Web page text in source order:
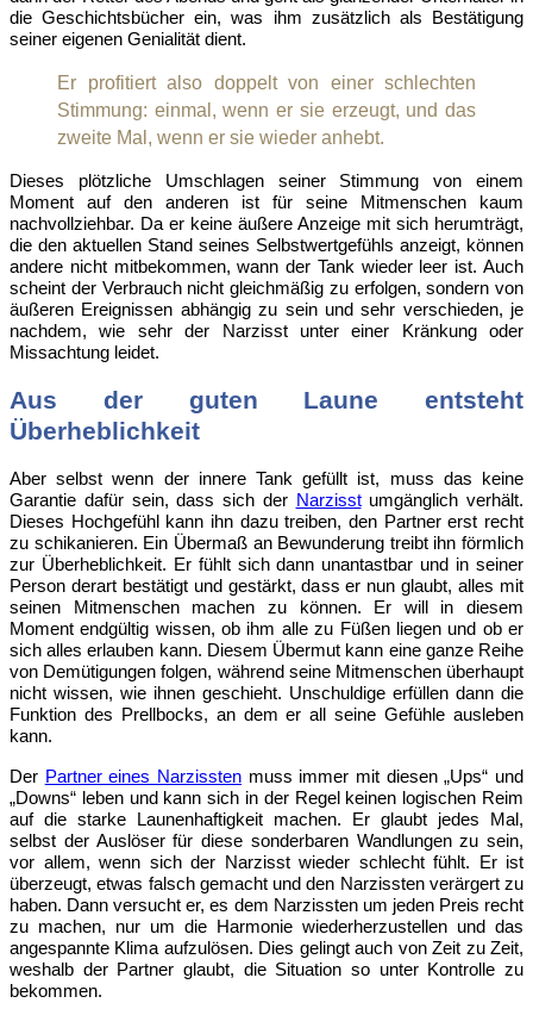
die Geschichtsbücher ein, was ihm zusätzlich als Bestätigung
seiner eigenen Genialität dient.
Er profitiert also doppelt von einer schlechten
Stimmung: einmal, wenn er sie erzeugt, und das
zweite Mal, wenn er sie wieder anhebt.
Dieses plötzliche Umschlagen seiner Stimmung von einem
Moment auf den anderen ist für seine Mitmenschen kaum
nachvollziehbar. Da er keine äußere Anzeige mit sich herumträgt,
die den aktuellen Stand seines Selbstwertgefühls anzeigt, können
andere nicht mitbekommen, wann der Tank wieder leer ist. Auch
scheint der Verbrauch nicht gleichmäßig zu erfolgen, sondern von
äußeren Ereignissen abhängig zu sein und sehr verschieden, je
nachdem, wie sehr der Narzisst unter einer Kränkung oder
Missachtung leidet.
Aus der guten Laune entsteht
Überheblichkeit
Aber selbst wenn der innere Tank gefüllt ist, muss das keine
Garantie dafür sein, dass sich der Narzisstumgänglich verhält.
Dieses Hochgefühl kann ihn dazu treiben, den Partner erst recht
zu schikanieren. Ein Übermaß an Bewunderung treibt ihn förmlich
zur Überheblichkeit. Er fühlt sich dann unantastbar und in seiner
Person derart bestätigt und gestärkt, dass er nun glaubt, alles mit
seinen Mitmenschen machen zu können. Er will in diesem
Moment endgültig wissen, ob ihm alle zu Füßen liegen und ob er
sich alles erlauben kann. Diesem Übermut kann eine ganze Reihe
von Demütigungen folgen, während seine Mitmenschen überhaupt
nicht wissen, wie ihnen geschieht. Unschuldige erfüllen dann die
Funktion des Prellbocks, an dem er all seine Gefühle ausleben
kann.
Der Partner eines Narzissten muss immer mit diesen „Ups“ und
„Downs“ leben und kann sich in der Regel keinen logischen Reim
auf die starke Launenhaftigkeit machen. Er glaubt jedes Mal,
selbst der Auslöser für diese sonderbaren Wandlungen zu sein,
vor allem, wenn sich der Narzisst wieder schlecht fühlt. Er ist
überzeugt, etwas falsch gemacht und den Narzissten verärgert zu
haben. Dann versucht er, es dem Narzissten um jeden Preis recht
zu machen, nur um die Harmonie wiederherzustellen und das
angespannte Klima aufzulösen. Dies gelingt auch von Zeit zu Zeit,
weshalb der Partner glaubt, die Situation so unter Kontrolle zu
bekommen.